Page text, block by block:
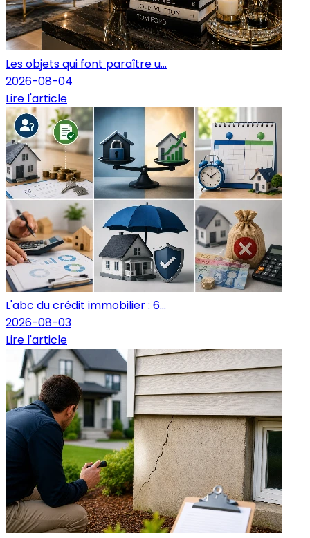
Les objets qui font paraître u...
2026-08-04
Lire l'article
L'abc du crédit immobilier : 6...
2026-08-03
Lire l'article